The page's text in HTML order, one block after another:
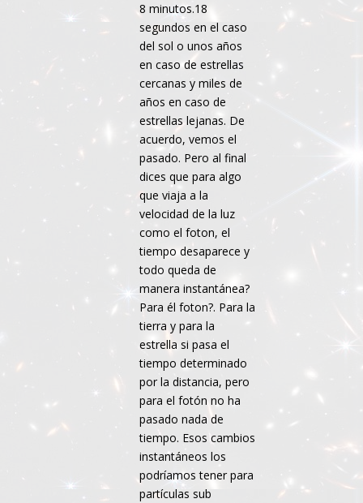
8 minutos.18
segundos en el caso
del sol o unos años
en caso de estrellas
cercanas y miles de
años en caso de
estrellas lejanas. De
acuerdo, vemos el
pasado. Pero al final
dices que para algo
que viaja a la
velocidad de la luz
como el foton, el
tiempo desaparece y
todo queda de
manera instantánea?
Para él foton?. Para la
tierra y para la
estrella si pasa el
tiempo determinado
por la distancia, pero
para el fotón no ha
pasado nada de
tiempo. Esos cambios
instantáneos los
podríamos tener para
partículas sub